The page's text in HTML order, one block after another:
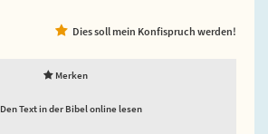
Dies soll mein Konfispruch werden!
Merken
Den Text in der Bibel online lesen